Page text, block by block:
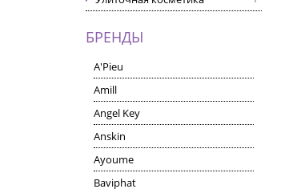
БРЕНДЫ
A'Pieu
Amill
Angel Key
Anskin
Ayoume
Baviphat